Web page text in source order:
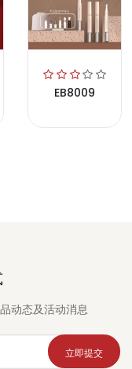
EB8009
动态及活动消息
立即提交